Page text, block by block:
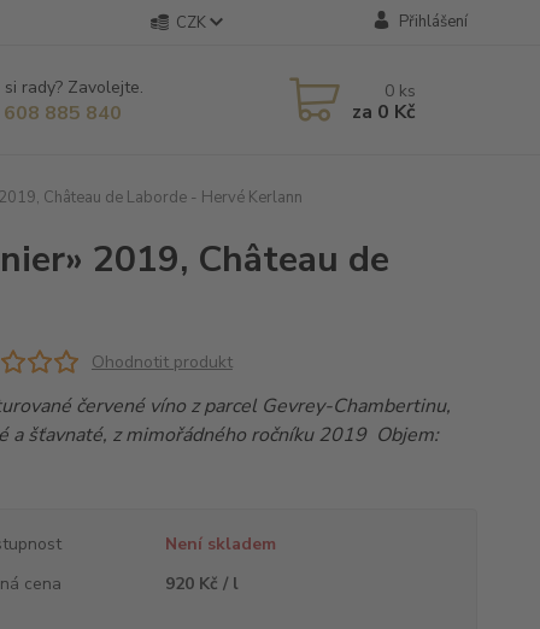
CZK Přihlášení
rady? Zavolejte.
885 840
0 ks
za 0 Kč
Château de Laborde - Hervé Kerlann
2019, Château de
Ohodnotit produkt
červené víno z parcel Gevrey-Chambertinu,
a šťavnaté, z mimořádného ročníku 2019 Objem:
Není skladem
cena
920 Kč / l